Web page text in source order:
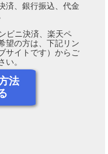
済、銀行振込、代金
ビニ決済、楽天ペ
望の方は、下記リン
サイトです）からご
い。
法